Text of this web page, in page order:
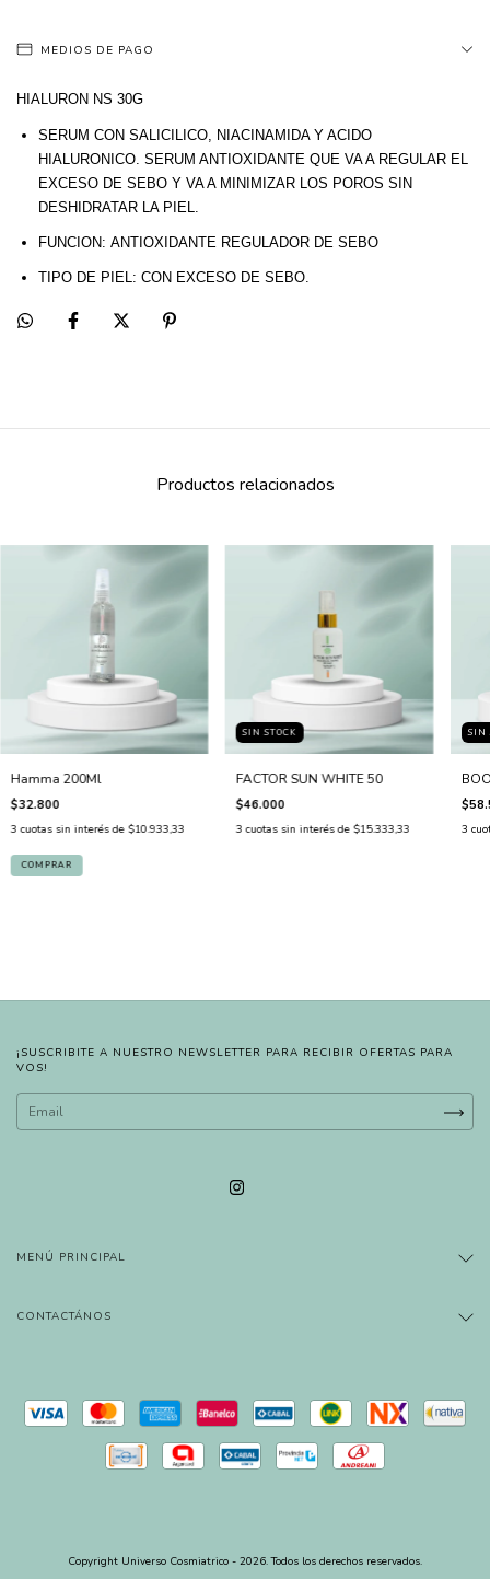
MEDIOS DE PAGO
HIALURON NS 30G
SERUM CON SALICILICO, NIACINAMIDA Y ACIDO
HIALURONICO. SERUM ANTIOXIDANTE QUE VA A REGULAR EL
EXCESO DE SEBO Y VA A MINIMIZAR LOS POROS SIN
DESHIDRATAR LA PIEL.
FUNCION: ANTIOXIDANTE REGULADOR DE SEBO
TIPO DE PIEL: CON EXCESO DE SEBO.
Productos relacionados
Hamma 200Ml
$32.800
3 cuotas sin interés de $10.933,33
SIN STOCK
FACTOR SUN WHITE 50
$46.000
3 cuotas sin interés de $15.333,33
SIN
3
¡SUSCRIBITE A NUESTRO NEWSLETTER PARA RECIBIR OFERTAS PARA
VOS!
MENÚ PRINCIPAL
CONTACTÁNOS
Copyright Universo Cosmiatrico - 2026. Todos los derechos reservados.